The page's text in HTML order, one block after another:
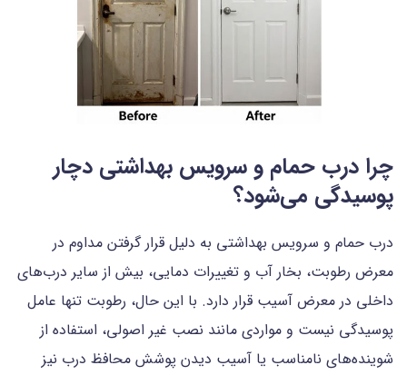
چرا درب حمام و سرویس بهداشتی دچار
پوسیدگی می‌شود؟
درب حمام و سرویس بهداشتی به دلیل قرار گرفتن مداوم در
معرض رطوبت، بخار آب و تغییرات دمایی، بیش از سایر درب‌های
داخلی در معرض آسیب قرار دارد. با این حال، رطوبت تنها عامل
پوسیدگی نیست و مواردی مانند نصب غیر اصولی، استفاده از
شوینده‌های نامناسب یا آسیب دیدن پوشش محافظ درب نیز